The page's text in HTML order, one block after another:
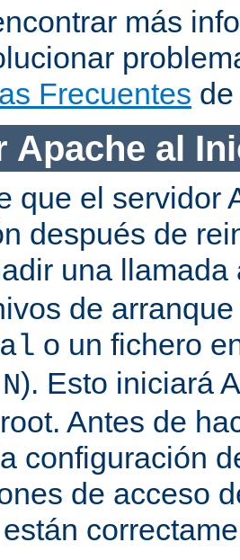
más
Frecuentes
Apache al
que el servidor
después de
una
de
o un fichero
). Esto iniciará
Antes de
configuración
de acceso